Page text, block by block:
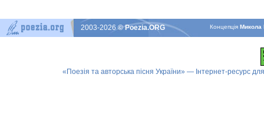
КонцепцiяМикола
2003-2026© Poezia.ORG
«Поезія та авторська пісня України» — Інтернет-ресурс